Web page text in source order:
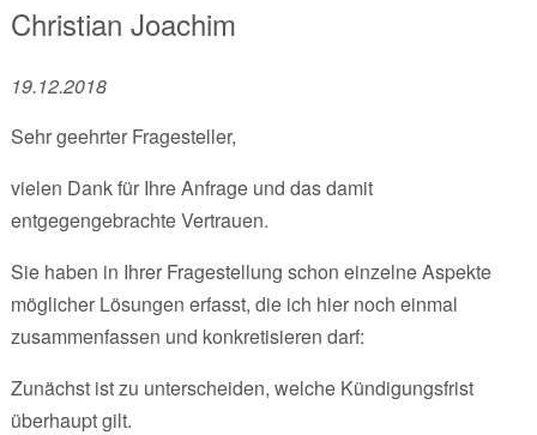
Christian Joachim
19.12.2018
Sehr geehrter Fragesteller,
vielen Dank für Ihre Anfrage und das damit
entgegengebrachte Vertrauen.
Sie haben in Ihrer Fragestellung schon einzelne Aspekte
möglicher Lösungen erfasst, die ich hier noch einmal
zusammenfassen und konkretisieren darf:
Zunächst ist zu unterscheiden, welche Kündigungsfrist
überhaupt gilt.